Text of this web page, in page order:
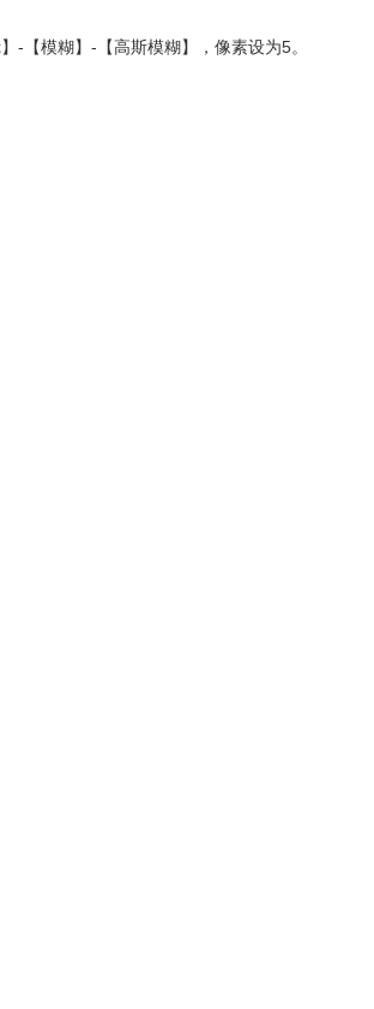
-【模糊】-【高斯模糊】，像素设为5。